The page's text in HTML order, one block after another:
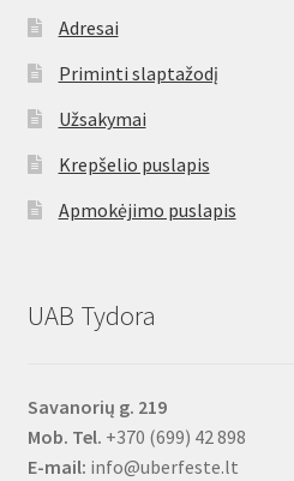
Adresai
Priminti slaptažodį
Užsakymai
Krepšelio puslapis
Apmokėjimo puslapis
UAB Tydora
Savanorių g. 219
Mob. Tel. +370 (699) 42 898
E-mail: info@uberfeste.lt